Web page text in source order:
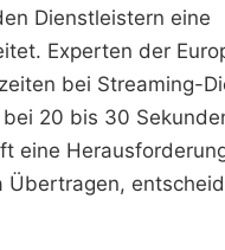
Dienstleistern eine
Experten der
bei Streaming-
20 bis 30
eine
Übertragen,